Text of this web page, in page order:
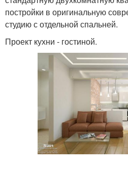
постройки в оригинальную
студию с отдельной спальней.
Проект кухни - гостиной.